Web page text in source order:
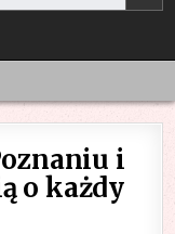
i
o każdy